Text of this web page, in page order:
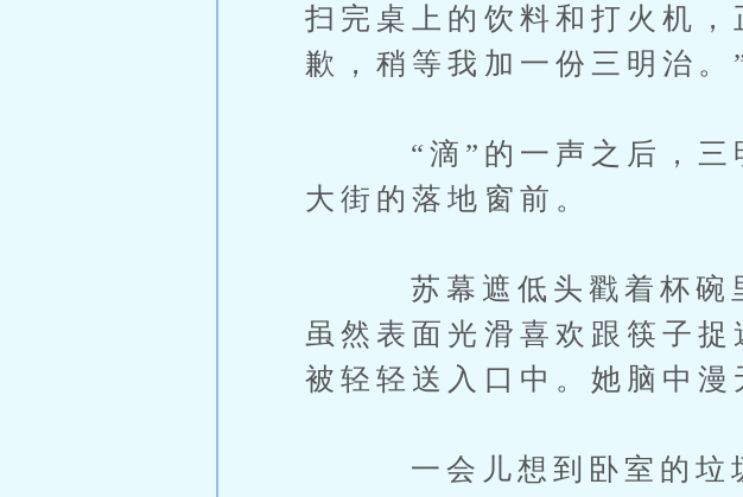
扫完桌上的饮料和打火机
歉，稍等我加一份三明治。
“滴”的一声之后，三明
大街的落地窗前。
苏幕遮低头戳着杯碗里
虽然表面光滑喜欢跟筷子
被轻轻送入口中。她脑中漫
一会儿想到卧室的垃圾